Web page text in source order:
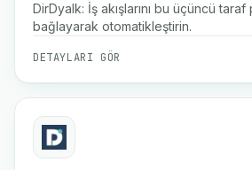
DirDyalk: İş akışlarını bu üçüncü
bağlayarak otomatikleştirin.
DETAYLARI GÖR